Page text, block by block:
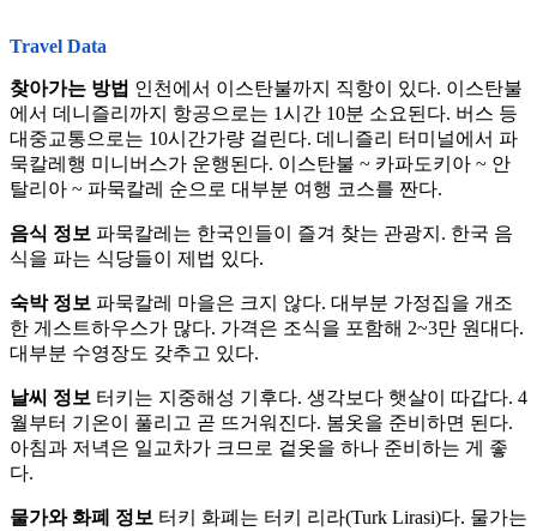
Travel Data
찾아가는 방법 인천에서 이스탄불까지 직항이 있다. 이스탄불
에서 데니즐리까지 항공으로는 1시간 10분 소요된다. 버스 등
대중교통으로는 10시간가량 걸린다. 데니즐리 터미널에서 파
묵칼레행 미니버스가 운행된다. 이스탄불 ~ 카파도키아 ~ 안
탈리아 ~ 파묵칼레 순으로 대부분 여행 코스를 짠다.
음식 정보 파묵칼레는 한국인들이 즐겨 찾는 관광지. 한국 음
식을 파는 식당들이 제법 있다.
숙박 정보 파묵칼레 마을은 크지 않다. 대부분 가정집을 개조
한 게스트하우스가 많다. 가격은 조식을 포함해 2~3만 원대다.
대부분 수영장도 갖추고 있다.
날씨 정보 터키는 지중해성 기후다. 생각보다 햇살이 따갑다. 4
월부터 기온이 풀리고 곧 뜨거워진다. 봄옷을 준비하면 된다.
아침과 저녁은 일교차가 크므로 겉옷을 하나 준비하는 게 좋
다.
물가와 화폐 정보 터키 화폐는 터키 리라(Turk Lirasi)다. 물가는